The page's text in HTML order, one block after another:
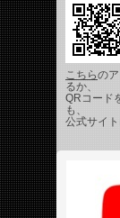
こちらの
るか、
QRコード
も、
公式サイ